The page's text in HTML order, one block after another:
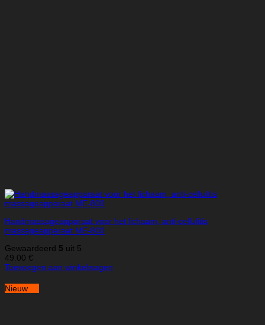
Handmassageapparaat voor het lichaam, anti-cellulitis
massageapparaat ME-800
Gewaardeerd 5 uit 5
49.00 €
Toevoegen aan winkelwagen
Nieuw